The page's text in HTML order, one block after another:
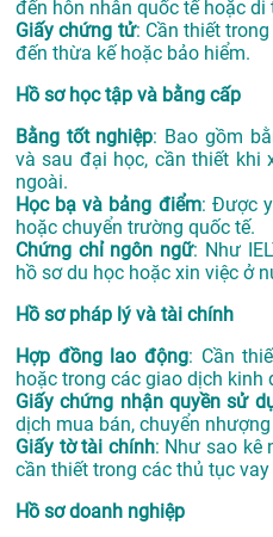
đến hôn nhân quốc tế hoặc di
Giấy chứng tử: Cần thiết
đến thừa kế hoặc bảo hiểm.
Hồ sơ học tập và bằng cấp
Bằng tốt nghiệp: Bao gồm
và sau đại học, cần thiết khi
ngoài.
Học bạ và bảng điểm: Được
hoặc chuyển trường quốc tế.
Chứng chỉ ngôn ngữ: Như
hồ sơ du học hoặc xin việc ở
Hồ sơ pháp lý và tài chính
Hợp đồng lao động: Cần
hoặc trong các giao dịch kinh
Giấy chứng nhận quyền sử
dịch mua bán, chuyển
Giấy tờ tài chính: Như sao kê
cần thiết trong các thủ tục
Hồ sơ doanh nghiệp